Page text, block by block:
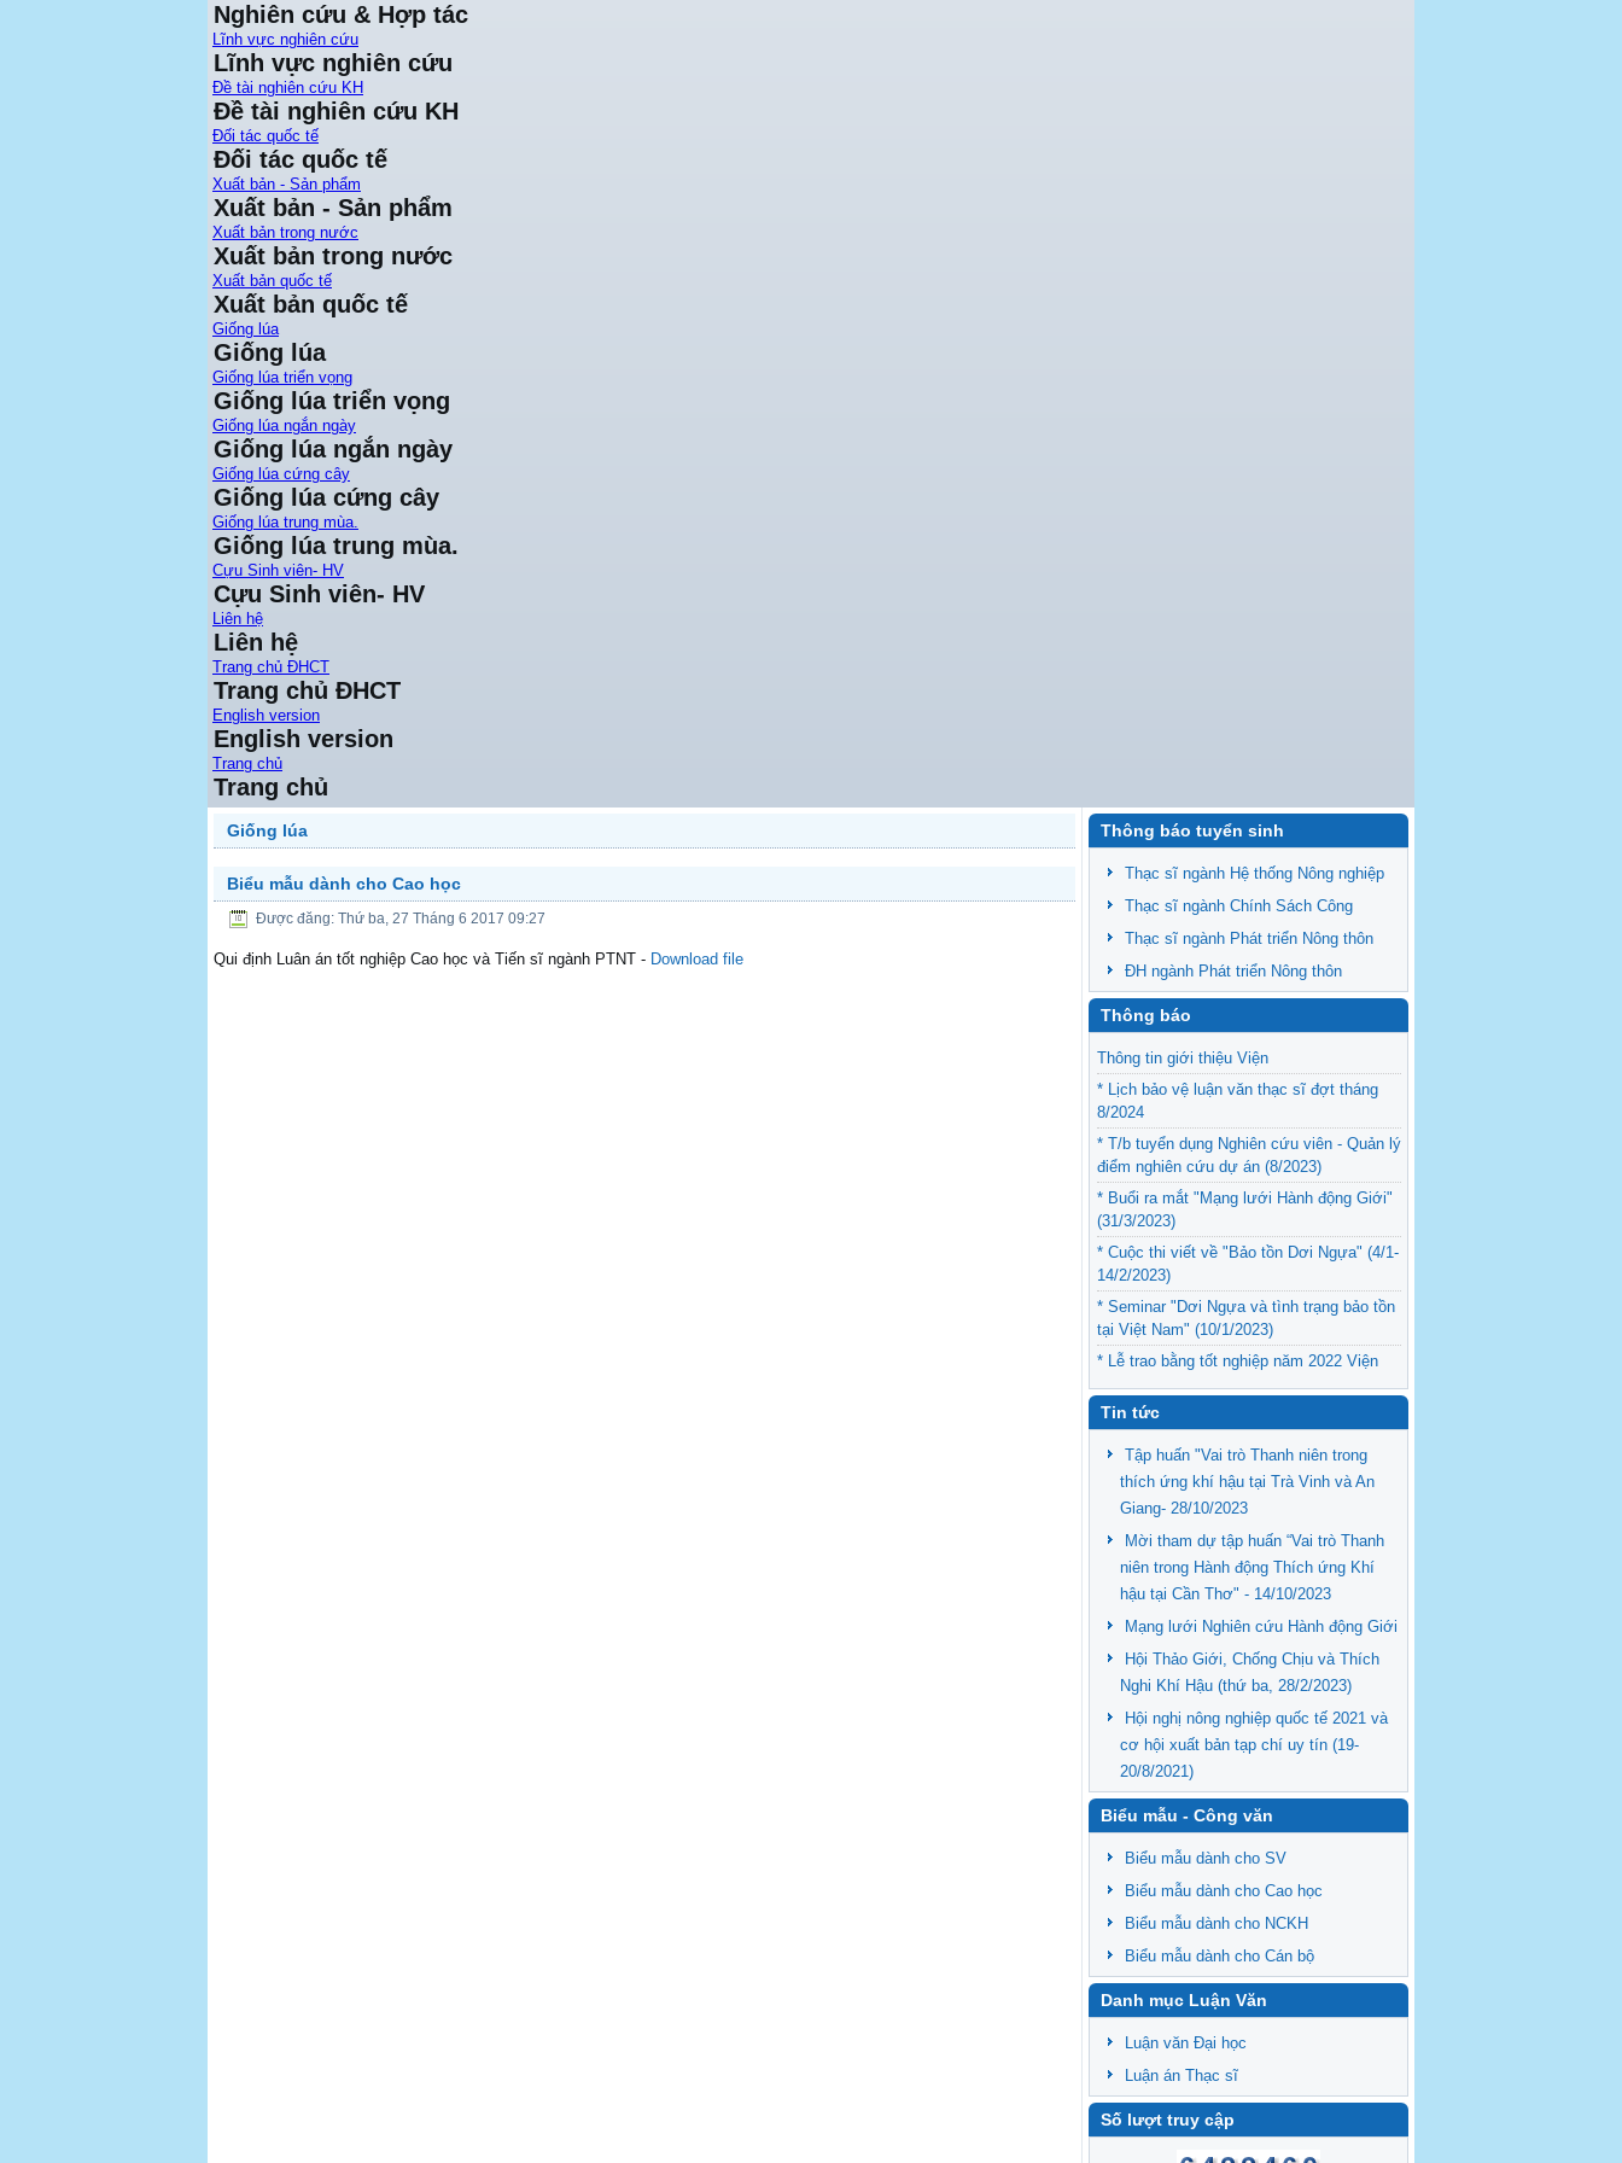
Nghiên cứu & Hợp tác
Lĩnh vực nghiên cứu
Lĩnh vực nghiên cứu
Đề tài nghiên cứu KH
Đề tài nghiên cứu KH
Đối tác quốc tế
Đối tác quốc tế
Xuất bản - Sản phẩm
Xuất bản - Sản phẩm
Xuất bản trong nước
Xuất bản trong nước
Xuất bản quốc tế
Xuất bản quốc tế
Giống lúa
Giống lúa
Giống lúa triển vọng
Giống lúa triển vọng
Giống lúa ngắn ngày
Giống lúa ngắn ngày
Giống lúa cứng cây
Giống lúa cứng cây
Giống lúa trung mùa.
Giống lúa trung mùa.
Cựu Sinh viên- HV
Cựu Sinh viên- HV
Liên hệ
Liên hệ
Trang chủ ĐHCT
Trang chủ ĐHCT
English version
English version
Trang chủ
Trang chủ
Giống lúa
Biểu mẫu dành cho Cao học
Được đăng: Thứ ba, 27 Tháng 6 2017 09:27
Qui định Luân án tốt nghiệp Cao học và Tiến sĩ ngành PTNT - Download file
Thông báo tuyển sinh
Thạc sĩ ngành Hệ thống Nông nghiệp
Thạc sĩ ngành Chính Sách Công
Thạc sĩ ngành Phát triển Nông thôn
ĐH ngành Phát triển Nông thôn
Thông báo
Thông tin giới thiệu Viện
* Lịch bảo vệ luận văn thạc sĩ đợt tháng
8/2024
* T/b tuyển dụng Nghiên cứu viên - Quản lý
điểm nghiên cứu dự án (8/2023)
* Buổi ra mắt "Mạng lưới Hành động Giới"
(31/3/2023)
* Cuộc thi viết về "Bảo tồn Dơi Ngựa" (4/1-
14/2/2023)
* Seminar "Dơi Ngựa và tình trạng bảo tồn
tại Việt Nam" (10/1/2023)
* Lễ trao bằng tốt nghiệp năm 2022 Viện
Nghiên cứu Phát triển ĐBSCL (12/9/2022)
Tin tức
Tập huấn "Vai trò Thanh niên trong
thích ứng khí hậu tại Trà Vinh và An
Giang- 28/10/2023
Mời tham dự tập huấn “Vai trò Thanh
niên trong Hành động Thích ứng Khí
hậu tại Cần Thơ" - 14/10/2023
Mạng lưới Nghiên cứu Hành động Giới
Hội Thảo Giới, Chống Chịu và Thích
Nghi Khí Hậu (thứ ba, 28/2/2023)
Hội nghị nông nghiệp quốc tế 2021 và
cơ hội xuất bản tạp chí uy tín (19-
20/8/2021)
Biểu mẫu - Công văn
Biểu mẫu dành cho SV
Biểu mẫu dành cho Cao học
Biểu mẫu dành cho NCKH
Biểu mẫu dành cho Cán bộ
Danh mục Luận Văn
Luận văn Đại học
Luận án Thạc sĩ
Số lượt truy cập